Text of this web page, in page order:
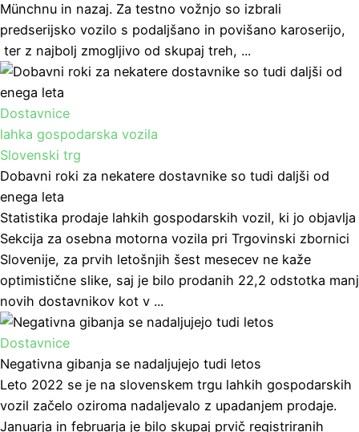
Münchnu in nazaj. Za testno vožnjo so izbrali
predserijsko vozilo s podaljšano in povišano karoserijo,
ter z najbolj zmogljivo od skupaj treh, ...
Dostavnice
lahka gospodarska vozila
Slovenski trg
Dobavni roki za nekatere dostavnike so tudi daljši od
enega leta
Statistika prodaje lahkih gospodarskih vozil, ki jo objavlja
Sekcija za osebna motorna vozila pri Trgovinski zbornici
Slovenije, za prvih letošnjih šest mesecev ne kaže
optimistične slike, saj je bilo prodanih 22,2 odstotka manj
novih dostavnikov kot v ...
Dostavnice
Negativna gibanja se nadaljujejo tudi letos
Leto 2022 se je na slovenskem trgu lahkih gospodarskih
vozil začelo oziroma nadaljevalo z upadanjem prodaje.
Januarja in februarja je bilo skupaj prvič registriranih